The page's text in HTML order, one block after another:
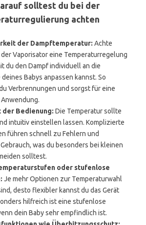
solltest du bei der
achten
der Dampftemperatur: Achte
der Vaporisator eine Temperaturregelung
du den Dampf individuell an die
Babys anpassen kannst. So
Verbrennungen und sorgst für eine
der Bedienung: Die Temperatur sollte
intuitiv einstellen lassen. Komplizierte
führen schnell zu Fehlern und
was du besonders bei kleinen
solltest.
oder stufenlose
Je mehr Optionen zur Temperaturwahl
desto flexibler kannst du das Gerät
hilfreich ist eine stufenlose
dein Baby sehr empfindlich ist.